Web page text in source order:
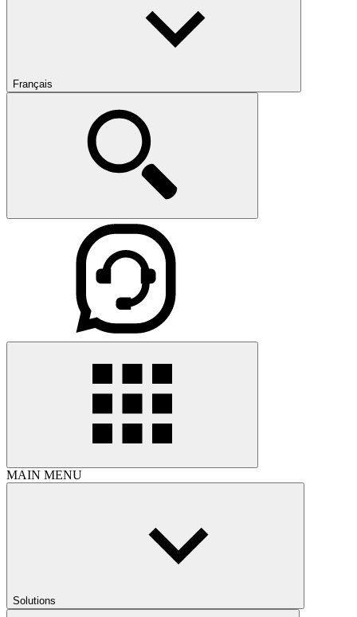
Français
MAIN MENU
Solutions